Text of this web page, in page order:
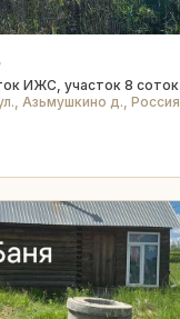
ИЖС, участок 8 соток
Азьмушкино д., Россия